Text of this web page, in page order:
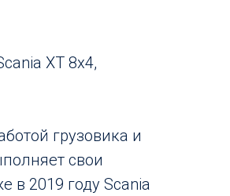
XT 8x4,
грузовика и
свои
в 2019 году Scania